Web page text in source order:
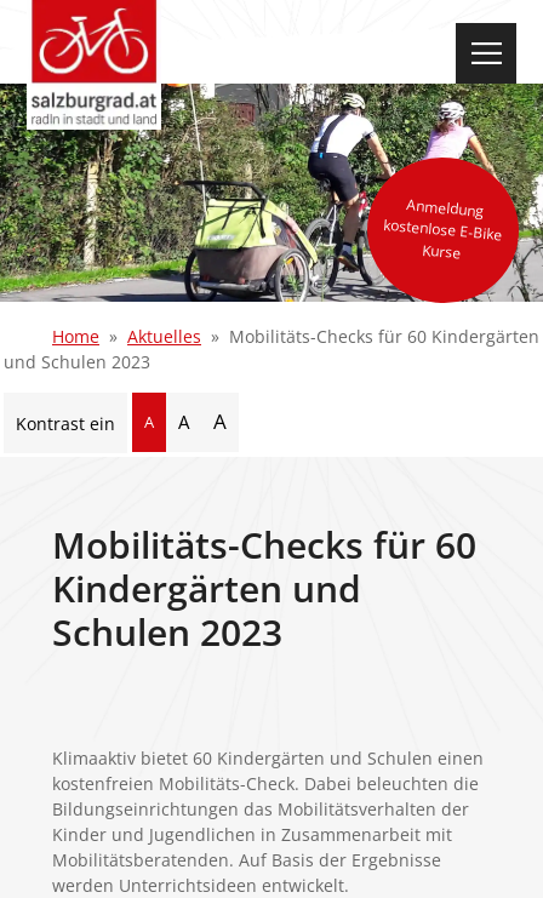
Anmeldung
kostenlose E-Bike
Kurse
Home Aktuelles
Mobilitäts-Checks für 60 Kindergärten
und Schulen 2023
Kontrast ein A A A
Mobilitäts-Checks für 60
Kindergärten und
Schulen 2023
Klimaaktiv bietet 60 Kindergärten und Schulen einen
kostenfreien Mobilitäts-Check. Dabei beleuchten die
Bildungseinrichtungen das Mobilitätsverhalten der
Kinder und Jugendlichen in Zusammenarbeit mit
Mobilitätsberatenden. Auf Basis der Ergebnisse
werden Unterrichtsideen entwickelt.